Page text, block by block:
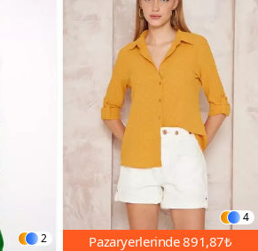
2
4
Pazaryerlerinde891,87₺